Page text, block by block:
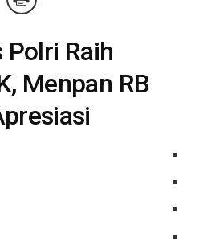
Polri Raih
Menpan RB